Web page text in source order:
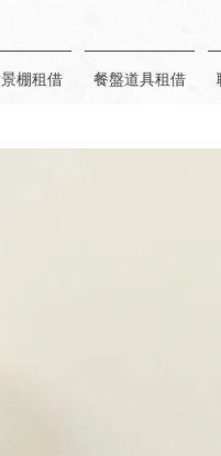
棚租借 餐盤道具租借